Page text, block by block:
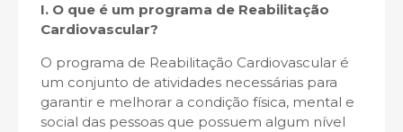
I. O que é um programa de Reabilitação
Cardiovascular?
O programa de Reabilitação Cardiovascular é
um conjunto de atividades necessárias para
garantir e melhorar a condição física, mental e
social das pessoas que possuem algum nível